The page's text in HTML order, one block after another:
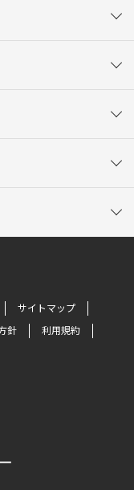
サイトマップ
針
利用規約